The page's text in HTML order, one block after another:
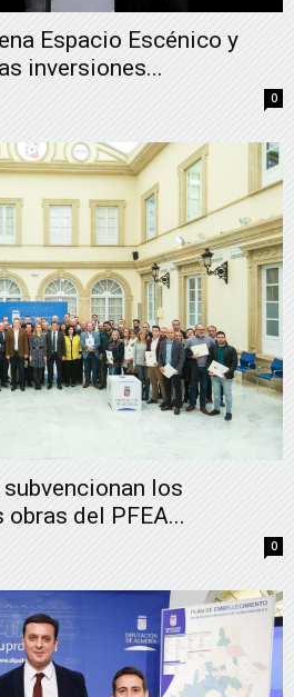
Espacio Escénico y
inversiones...
0
los
del PFEA...
0